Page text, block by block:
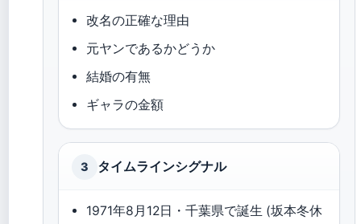
改名の正確な理由
元ヤンであるかどうか
結婚の有無
ギャラの金額
3 タイムラインシグナル
1971年8月12日・千葉県で誕生 (坂本冬休